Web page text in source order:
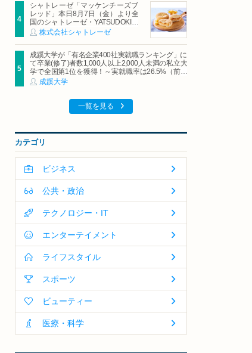
シャトレーゼ「マッケンチーズブ
レッド」本日8月7日（金）より全
国のシャトレーゼ・YATSUDOKIで
発売株式会社シャトレーゼ
成蹊大学が「有名企業400社実就職ランキング」に
て卒業(修了)者数1,000人以上2,000人未満の私立大
学で全国第1位を獲得！～実就職率は26.5%（前年
比＋4.3pt）に伸長、東京の私立大学でも10位にラ
ンクイン～
成蹊大学
一覧を見る
カテゴリ
ビジネス
公共・政治
テクノロジー・IT
エンターテイメント
ライフスタイル
スポーツ
ビューティー
医療・科学